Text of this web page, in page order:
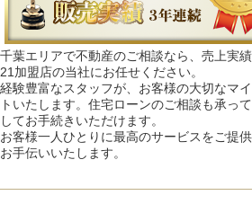
千葉エリアで不動産のご相談なら、売上実
21加盟店の当社にお任せください。
経験豊富なスタッフが、お客様の大切なマ
トいたします。住宅ローンのご相談も承っ
してお手続きいただけます。
お客様一人ひとりに最高のサービスをご提
お手伝いいたします。